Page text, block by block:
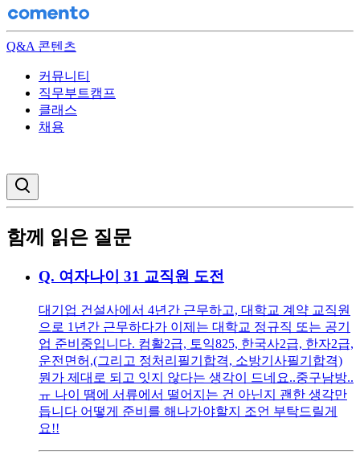
Q&A 콘텐츠
커뮤니티
직무부트캠프
클래스
채용
함께 읽은 질문
Q. 여자나이 31 교직원 도전
대기업 건설사에서 4년간 근무하고, 대학교 계약 교직원
으로 1년간 근무하다가 이제는 대학교 정규직 또는 공기
업 준비중입니다. 컴활2급, 토익825, 한국사2급, 한자2급,
운전면허,(그리고 정처리필기합격, 소방기사필기합격)
뭔가 제대로 되고 잇지 않다는 생각이 드네요..중구남방..
ㅠ 나이 땜에 서류에서 떨어지는 건 아닌지 괜한 생각만
듭니다 어떻게 준비를 해나가야할지 조언 부탁드릴게
요!!